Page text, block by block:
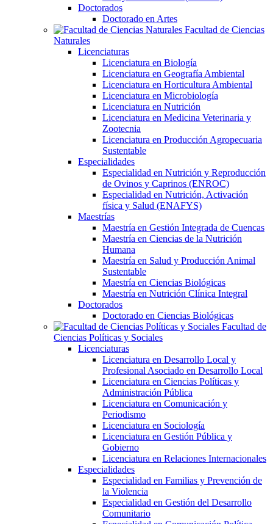
Doctorados
Doctorado en Artes
Facultad de Ciencias
Naturales
Licenciaturas
Licenciatura en Biología
Licenciatura en Geografía Ambiental
Licenciatura en Horticultura Ambiental
Licenciatura en Microbiología
Licenciatura en Nutrición
Licenciatura en Medicina Veterinaria y
Zootecnia
Licenciatura en Producción Agropecuaria
Sustentable
Especialidades
Especialidad en Nutrición y Reproducción
de Ovinos y Caprinos (ENROC)
Especialidad en Nutrición, Activación
física y Salud (ENAFYS)
Maestrías
Maestría en Gestión Integrada de Cuencas
Maestría en Ciencias de la Nutrición
Humana
Maestría en Salud y Producción Animal
Sustentable
Maestría en Ciencias Biológicas
Maestría en Nutrición Clínica Integral
Doctorados
Doctorado en Ciencias Biológicas
Facultad de
Ciencias Políticas y Sociales
Licenciaturas
Licenciatura en Desarrollo Local y
Profesional Asociado en Desarrollo Local
Licenciatura en Ciencias Políticas y
Administración Pública
Licenciatura en Comunicación y
Periodismo
Licenciatura en Sociología
Licenciatura en Gestión Pública y
Gobierno
Licenciatura en Relaciones Internacionales
Especialidades
Especialidad en Familias y Prevención de
la Violencia
Especialidad en Gestión del Desarrollo
Comunitario